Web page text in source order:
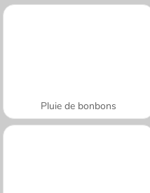
Pluie de bonbons